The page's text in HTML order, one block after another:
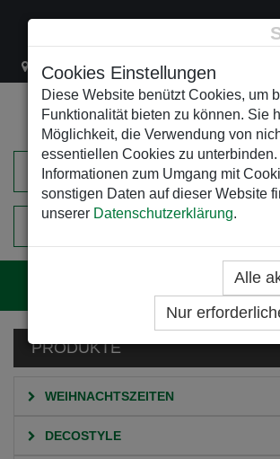
Cookies Einstellungen
Diese Website benützt Cookies, um
Funktionalität bieten zu können. Sie
Möglichkeit, die Verwendung von
essentiellen Cookies zu
Informationen zum Umgang mit
sonstigen Daten auf dieser Website
unserer Datenschutzerklärung.
Alle
Nur
Lacknergasse 78 +43/1/470 37 00
PRODUKTE
WEIHNACHTSZEITEN
DECOSTYLE